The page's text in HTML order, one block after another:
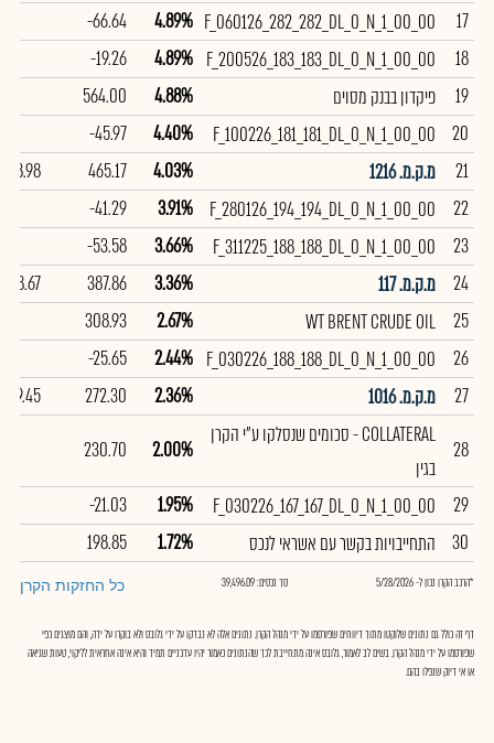
17
F_060126_282_282_DL_0_N_1_00_00
4.89%
-66.64
18
F_200526_183_183_DL_0_N_1_00_00
4.89%
-19.26
19
פיקדון בבנק מסוים 4.88%
564.00
20
F_100226_181_181_DL_0_N_1_00_00
4.40%
-45.97
21
מ.ק.מ. 1216 4.03%
465.17
98.98
22
F_280126_194_194_DL_0_N_1_00_00
3.91%
-41.29
23
F_311225_188_188_DL_0_N_1_00_00
3.66%
-53.58
24
מ.ק.מ. 117 3.36%
387.86
98.67
25
WT BRENT CRUDE OIL
2.67%
308.93
26
F_030226_188_188_DL_0_N_1_00_00
2.44%
-25.65
27
מ.ק.מ. 1016 2.36%
272.30
99.45
28
COLLATERAL - סכומים שנסלקו ע"י הקרן
בגין
2.00%
230.70
29
F_030226_167_167_DL_0_N_1_00_00
1.95%
-21.03
30
התחייבויות בקשר עם אשראי לנכס 1.72%
198.85
*הרכב הקרן נכון ל- 5/28/2026 סך נכסים: 39,496.09 כל החזקות הקרן
דף זה כולל גם נתונים שלוקטו מתוך דיווחים שפורסמו על ידי מנהל הקרן. נתונים אלה לא נבדקו על ידי גלובס ולא בוקרו על ידה, והם מוצגים כפי
שפורסמו על ידי מנהל הקרן. בשים לב לאמור, גלובס אינה מתחייבת לכך שהנתונים כאמור יהיו עדכניים תמיד והיא אינה אחראית לליקוי, טעות שגיאה
או אי דיוק שנפלו בהם.